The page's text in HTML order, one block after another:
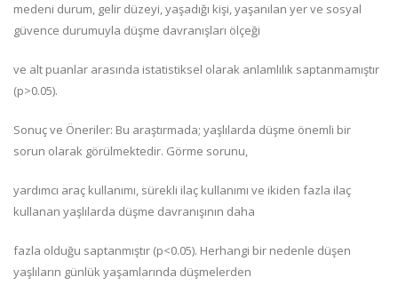
medeni durum, gelir düzeyi, yaşadığı kişi, yaşanılan yer ve sosyal
güvence durumuyla düşme davranışları ölçeği
ve alt puanlar arasında istatistiksel olarak anlamlılık saptanmamıştır
(p>0.05).
Sonuç ve Öneriler: Bu araştırmada; yaşlılarda düşme önemli bir
sorun olarak görülmektedir. Görme sorunu,
yardımcı araç kullanımı, sürekli ilaç kullanımı ve ikiden fazla ilaç
kullanan yaşlılarda düşme davranışının daha
fazla olduğu saptanmıştır (p<0.05). Herhangi bir nedenle düşen
yaşlıların günlük yaşamlarında düşmelerden